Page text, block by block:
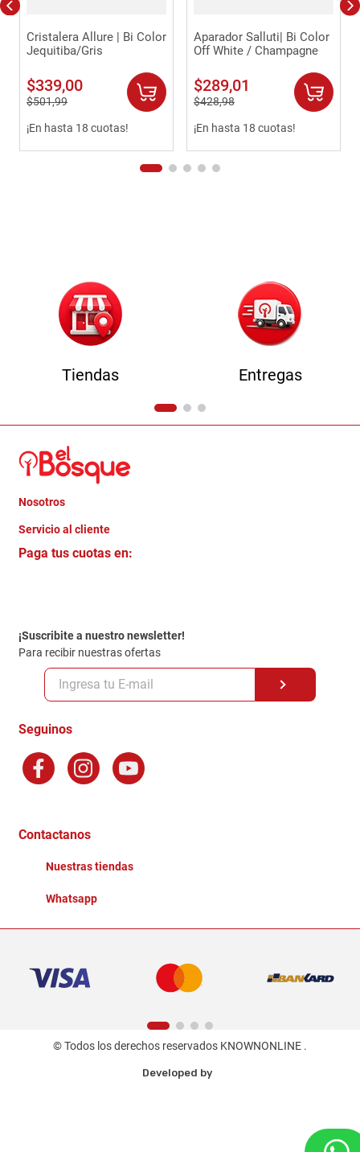
Cristalera Allure | Bi Color
Jequitiba/Gris
$339,00
$501,99
¡En hasta 18 cuotas!
Aparador Salluti| Bi Color
Off White / Champagne
$289,01
$428,98
¡En hasta 18 cuotas!
Tiendas Entregas
Nosotros
Quienes somos
Trabaja con Nosotros
Servicio al cliente
Crédito Directo
Politica de Privacidad
Políticas y condiciones GiftCard
Formas de Pago
Terminos y Condiciones
Factura Electronica
Ganadores - Promociones
Paga tus cuotas en:
¡Suscribite a nuestro newsletter!
Para recibir nuestras ofertas
Seguinos
Contactanos
Nuestras tiendas
Whatsapp
© Todos los derechos reservados KNOWNONLINE .
Developed by